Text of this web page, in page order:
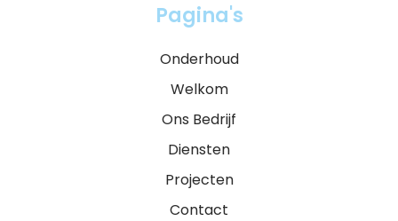
Pagina's
Onderhoud
Welkom
Ons Bedrijf
Diensten
Projecten
Contact